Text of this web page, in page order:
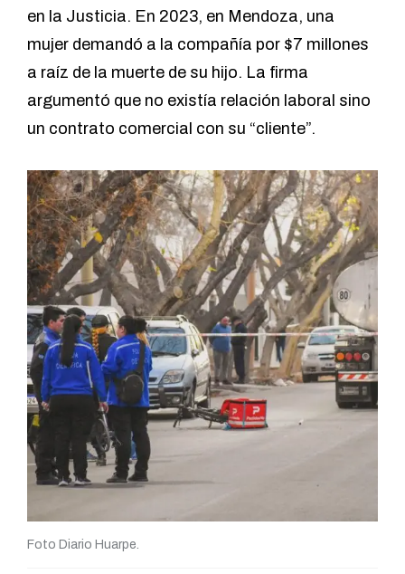
en la Justicia. En 2023, en Mendoza, una
mujer demandó a la compañía por $7 millones
a raíz de la muerte de su hijo. La firma
argumentó que no existía relación laboral sino
un contrato comercial con su “cliente”.
Foto Diario Huarpe.